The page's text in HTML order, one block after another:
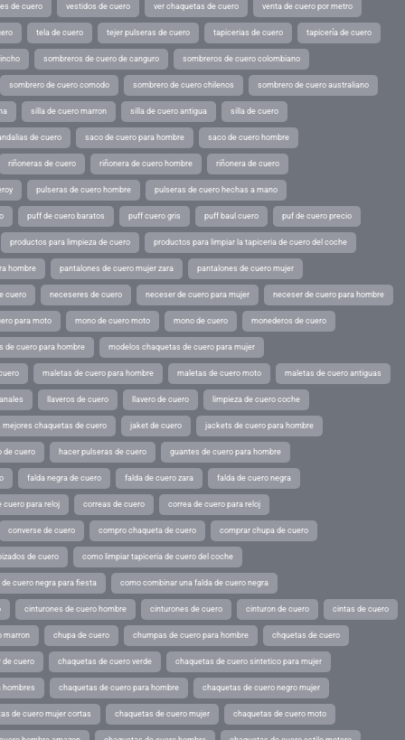
de cuero vestidos de cuero ver chaquetas de cuero venta de cuero por metro
tela de cuero tejer pulseras de cuero tapicerias de cuero tapicería de cuero
sombreros de cuero de canguro sombreros de cuero colombiano
sombrero de cuero comodo sombrero de cuero chilenos sombrero de cuero australiano
silla de cuero marron silla de cuero antigua silla de cuero
de cuero saco de cuero para hombre saco de cuero hombre
riñoneras de cuero riñonera de cuero hombre riñonera de cuero
pulseras de cuero hombre pulseras de cuero hechas a mano
puff de cuero baratos puff cuero gris puff baul cuero puf de cuero precio
productos para limpieza de cuero productos para limpiar la tapiceria de cuero del coche
hombre pantalones de cuero mujer zara pantalones de cuero mujer
cuero neceseres de cuero neceser de cuero para mujer neceser de cuero para hombre
para moto mono de cuero moto mono de cuero monederos de cuero
de cuero para hombre modelos chaquetas de cuero para mujer
maletas de cuero para hombre maletas de cuero moto maletas de cuero antiguas
llaveros de cuero llavero de cuero limpieza de cuero coche
mejores chaquetas de cuero jaket de cuero jackets de cuero para hombre
de cuero hacer pulseras de cuero guantes de cuero para hombre
falda negra de cuero falda de cuero zara falda de cuero negra
cuero para reloj correas de cuero correa de cuero para reloj
converse de cuero compro chaqueta de cuero comprar chupa de cuero
de cuero como limpiar tapiceria de cuero del coche
cuero negra para fiesta como combinar una falda de cuero negra
cinturones de cuero hombre cinturones de cuero cinturon de cuero cintas de cuero
marron chupa de cuero chumpas de cuero para hombre chquetas de cuero
de cuero chaquetas de cuero verde chaquetas de cuero sintetico para mujer
hombres chaquetas de cuero para hombre chaquetas de cuero negro mujer
de cuero mujer cortas chaquetas de cuero mujer chaquetas de cuero moto